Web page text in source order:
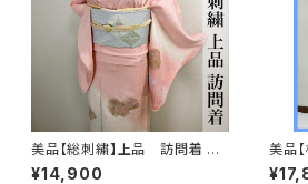
美品【総刺繍】上品 訪問着 単
衣 s182
¥14,900
美品
着 正